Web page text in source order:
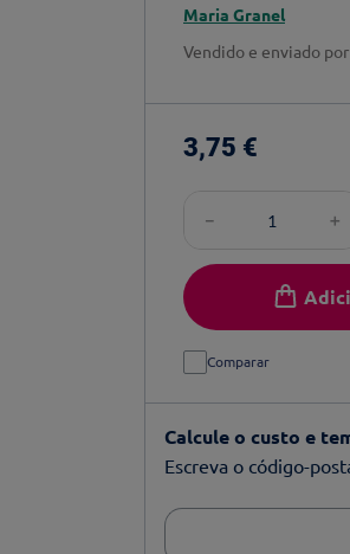
Maria Granel
Vendido e enviado por
3,75 €
＋
－
Comparar
Calcule o custo e
Escreva o código-